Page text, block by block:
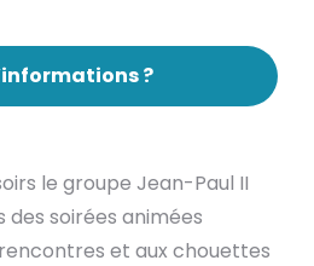
?
le groupe Jean-Paul II
soirées animées
et aux chouettes